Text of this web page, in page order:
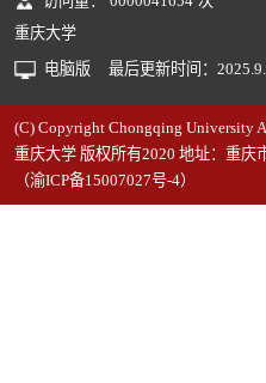
重庆大学
电脑版
最后更新时间： 2025 9
(C) Copyright Chongqing University
重庆大学 版权所有2020 地址：重庆
（渝ICP备15007027号-4）